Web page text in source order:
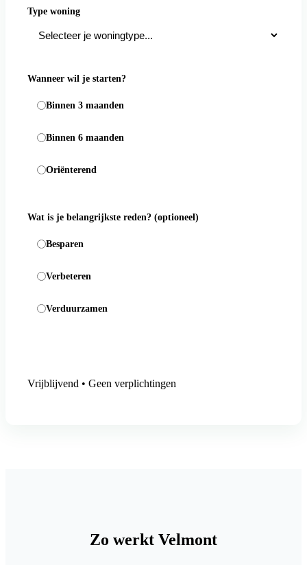
Type woning
Wanneer wil je starten?
Binnen 3 maanden
Binnen 6 maanden
Oriënterend
Wat is je belangrijkste reden? (optioneel)
Besparen
Verbeteren
Verduurzamen
Vrijblijvend • Geen verplichtingen
Zo werkt Velmont